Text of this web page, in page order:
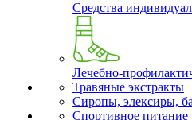
Средства
Лечебно-
Травяные экстракты
Сиропы, элексиры,
Спортивное питание